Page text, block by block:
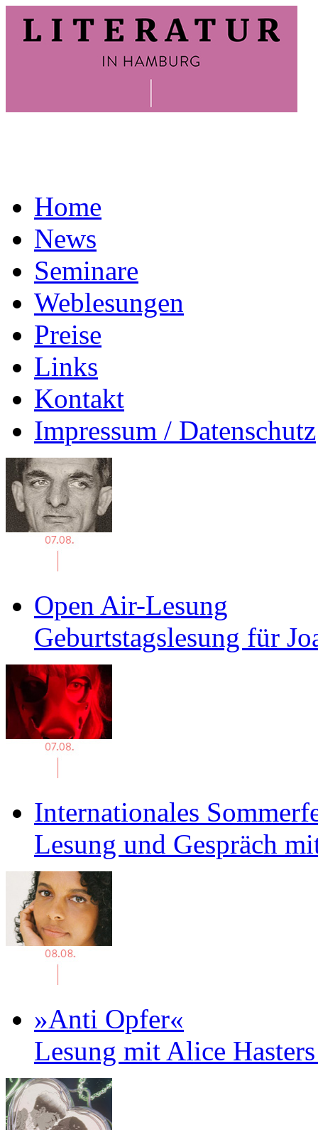
Home
News
Seminare
Weblesungen
Preise
Links
Kontakt
Impressum / Datenschutz
Open Air-Lesung
Geburtstagslesung für
Internationales
Lesung und Gespräch
»Anti Opfer«
Lesung mit Alice